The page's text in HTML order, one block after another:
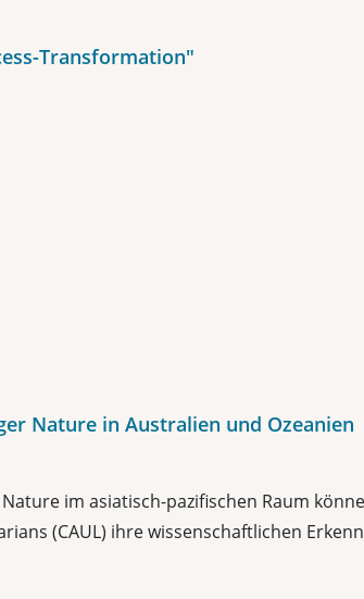
Transformation"
Nature in Australien und Ozeanien
im asiatisch-pazifischen Raum
(CAUL) ihre wissenschaftlichen